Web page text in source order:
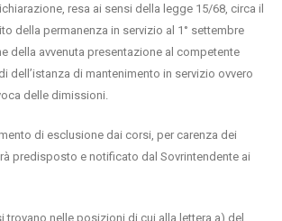
resa ai sensi della legge 15/68, circa il
della permanenza in servizio al 1° settembre
della avvenuta presentazione al competente
dell’istanza di mantenimento in servizio ovvero
delle dimissioni.
di esclusione dai corsi, per carenza dei
predisposto e notificato dal Sovrintendente ai
trovano nelle posizioni di cui alla lettera a) del